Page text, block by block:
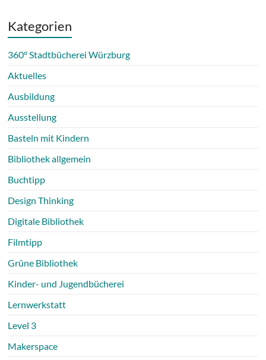
Kategorien
360° Stadtbücherei Würzburg
Aktuelles
Ausbildung
Ausstellung
Basteln mit Kindern
Bibliothek allgemein
Buchtipp
Design Thinking
Digitale Bibliothek
Filmtipp
Grüne Bibliothek
Kinder- und Jugendbücherei
Lernwerkstatt
Level 3
Makerspace